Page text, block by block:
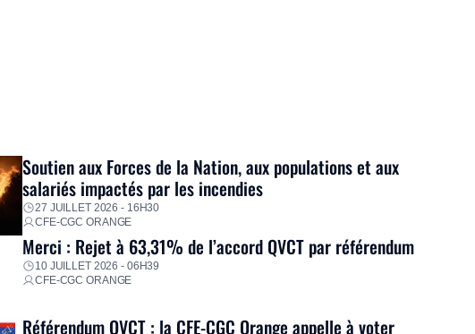
Soutien aux Forces de la Nation, aux populations et aux
salariés impactés par les incendies
27 JUILLET 2026 - 16H30
CFE-CGC ORANGE
Merci : Rejet à 63,31% de l’accord QVCT par référendum
10 JUILLET 2026 - 06H39
CFE-CGC ORANGE
Référendum QVCT : la CFE-CGC Orange appelle à voter